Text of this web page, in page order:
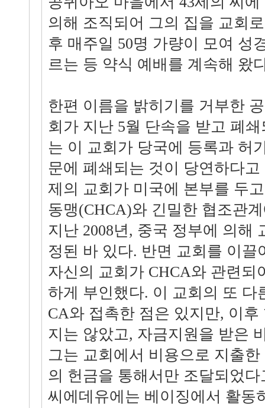
의해 조직되어 그의 집을 교회
후 매주일 50명 가량이 모여 성
르는 등 약식 예배를 계속해 왔
한편 이름을 밝히기를 거부한
회가 지난 5월 단속을 받고 폐
는 이 교회가 당국에 등록과 허
문에 폐쇄되는 것이 당연하다
제의 교회가 미국에 본부를 두
동맹(CHCA)와 긴밀한 협조관
지난 2008년, 중국 정부에 의해
정된 바 있다. 반면 교회를 이끌
자신의 교회가 CHCA와 관련되
하게 부인했다. 이 교회의 또 다
CA와 접촉한 점은 있지만, 이
지는 않았고, 자금지원을 받은
그는 교회에서 비용으로 지출
의 헌금을 통해서만 조달되었
씨에데유에는 베이징에서 활동